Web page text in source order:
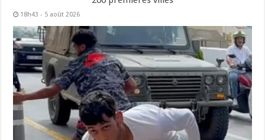
18h43 - 5 août 2026